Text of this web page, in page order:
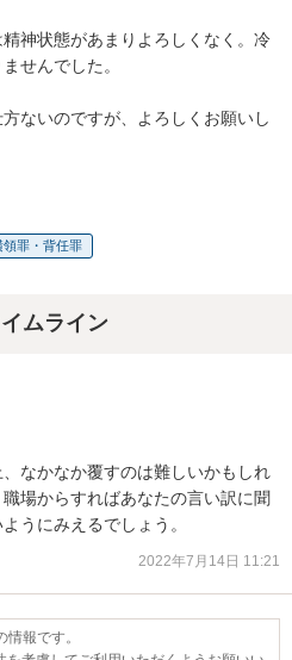
神状態があまりよろしくなく。冷
せんでした。
ないのですが、よろしくお願いし
領罪・背任罪
ムライン
なかなか覆すのは難しいかもしれ
場からすればあなたの言い訳に聞
うにみえるでしょう。
2022年7月14日 11:21
報です。